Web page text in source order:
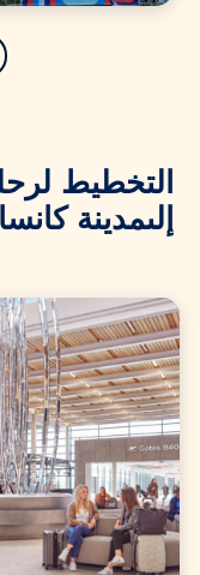
التخطيط
إلىمدينة